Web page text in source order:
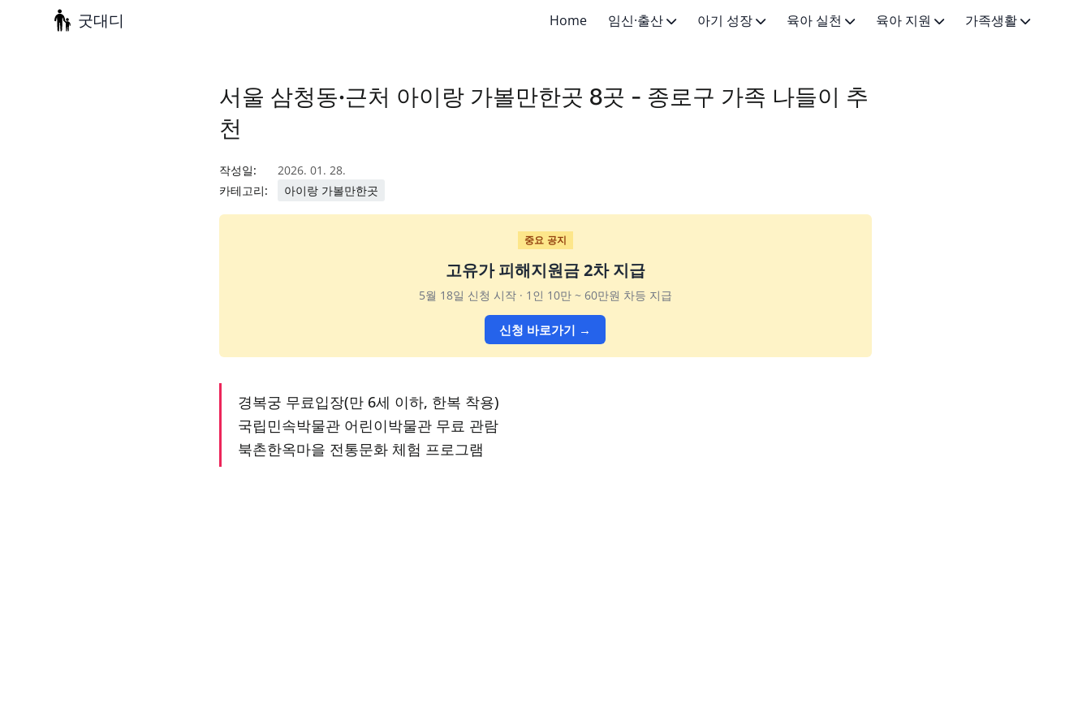
굿대디 Home 임신·출산
출산·산후
아기 성장
영아 (4-12개월)
육아 실천
육아법·교육
육아 지원
금융 지원
가족생활
서울 삼청동·근처 아이랑 가볼만한곳 8곳 - 종로구 가족 나들이 추
천
작성일:
2026. 01. 28.
카테고리:
아이랑 가볼만한곳
중요 공지
고유가 피해지원금 2차 지급
5월 18일 신청 시작 · 1인 10만 ~ 60만원 차등 지급
신청 바로가기 →
경복궁 무료입장(만 6세 이하, 한복 착용)
국립민속박물관 어린이박물관 무료 관람
북촌한옥마을 전통문화 체험 프로그램